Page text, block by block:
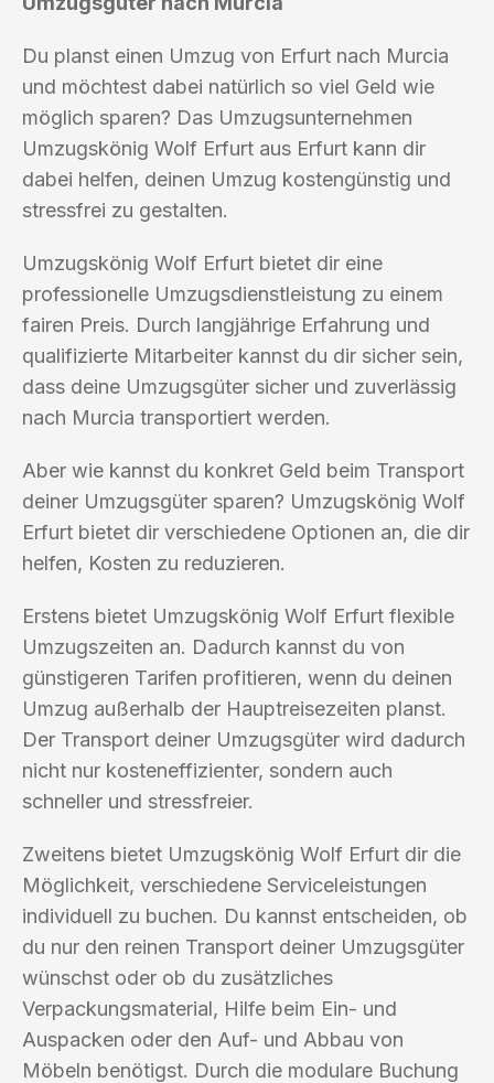
Du planst einen Umzug von Erfurt nach Murcia
und möchtest dabei natürlich so viel Geld wie
möglich sparen? Das Umzugsunternehmen
Umzugskönig Wolf Erfurt aus Erfurt kann dir
dabei helfen, deinen Umzug kostengünstig und
stressfrei zu gestalten.
Umzugskönig Wolf Erfurt bietet dir eine
professionelle Umzugsdienstleistung zu einem
fairen Preis. Durch langjährige Erfahrung und
qualifizierte Mitarbeiter kannst du dir sicher sein,
dass deine Umzugsgüter sicher und zuverlässig
nach Murcia transportiert werden.
Aber wie kannst du konkret Geld beim Transport
deiner Umzugsgüter sparen? Umzugskönig Wolf
Erfurt bietet dir verschiedene Optionen an, die dir
helfen, Kosten zu reduzieren.
Erstens bietet Umzugskönig Wolf Erfurt flexible
Umzugszeiten an. Dadurch kannst du von
günstigeren Tarifen profitieren, wenn du deinen
Umzug außerhalb der Hauptreisezeiten planst.
Der Transport deiner Umzugsgüter wird dadurch
nicht nur kosteneffizienter, sondern auch
schneller und stressfreier.
Zweitens bietet Umzugskönig Wolf Erfurt dir die
Möglichkeit, verschiedene Serviceleistungen
individuell zu buchen. Du kannst entscheiden, ob
du nur den reinen Transport deiner Umzugsgüter
wünschst oder ob du zusätzliches
Verpackungsmaterial, Hilfe beim Ein- und
Auspacken oder den Auf- und Abbau von
Möbeln benötigst. Durch die modulare Buchung